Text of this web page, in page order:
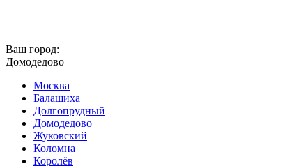
Ваш город:
Домодедово
Москва
Балашиха
Долгопрудный
Домодедово
Жуковский
Коломна
Королёв